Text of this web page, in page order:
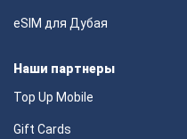
eSIM для Дубая
Наши партнеры
Top Up Mobile
Gift Cards